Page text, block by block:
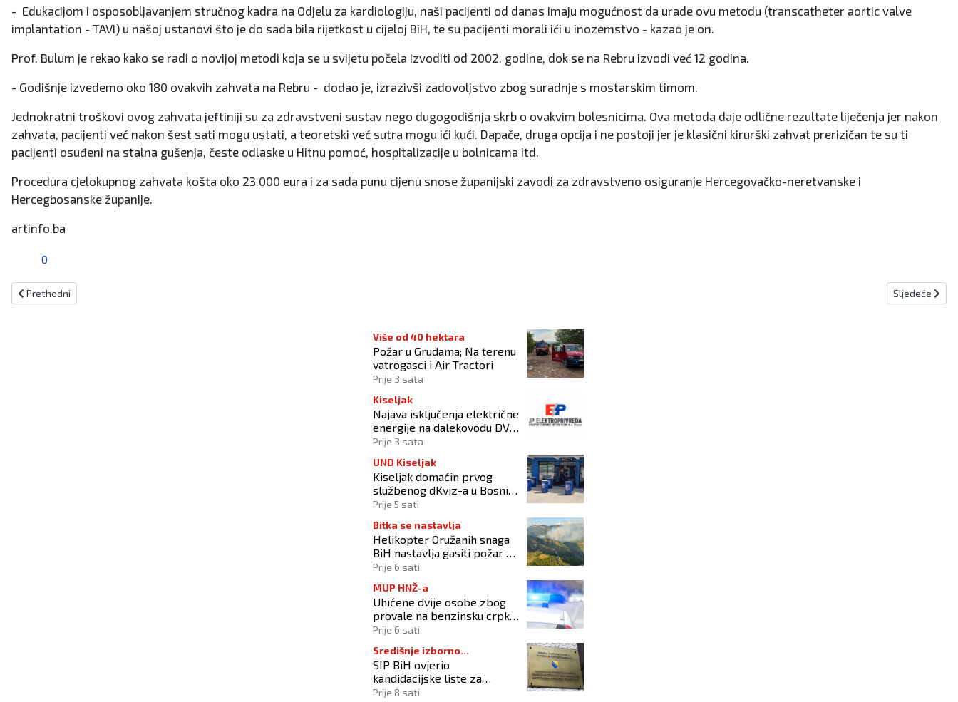
- Edukacijom i osposobljavanjem stručnog kadra na Odjelu za kardiologiju, naši pacijenti od danas imaju mogućnost da urade ovu metodu (transcatheter aortic valve
implantation - TAVI) u našoj ustanovi što je do sada bila rijetkost u cijeloj BiH, te su pacijenti morali ići u inozemstvo - kazao je on.
Prof. Bulum je rekao kako se radi o novijoj metodi koja se u svijetu počela izvoditi od 2002. godine, dok se na Rebru izvodi već 12 godina.
- Godišnje izvedemo oko 180 ovakvih zahvata na Rebru - dodao je, izrazivši zadovoljstvo zbog suradnje s mostarskim timom.
Jednokratni troškovi ovog zahvata jeftiniji su za zdravstveni sustav nego dugogodišnja skrb o ovakvim bolesnicima. Ova metoda daje odlične rezultate liječenja jer nakon
zahvata, pacijenti već nakon šest sati mogu ustati, a teoretski već sutra mogu ići kući. Dapače, druga opcija i ne postoji jer je klasični kirurški zahvat prerizičan te su ti
pacijenti osuđeni na stalna gušenja, česte odlaske u Hitnu pomoć, hospitalizacije u bolnicama itd.
Procedura cjelokupnog zahvata košta oko 23.000 eura i za sada punu cijenu snose županijski zavodi za zdravstveno osiguranje Hercegovačko-neretvanske i
Hercegbosanske županije.
artinfo.ba
0
Prethodni članak: Treće izdanje kiseljačkog „Oktoberfest“-a u Šušnjevima
Prethodni Sljedeći
Sljedeće
Više od 40 hektara
Požar u Grudama; Na terenu
vatrogasci i Air Tractori
Prije 3 sata
Kiseljak
Najava isključenja električne
energije na dalekovodu DV
10 kV „DALMACIJA“
Prije 3 sata
UND Kiseljak
Kiseljak domaćin prvog
službenog dKviz-a u Bosni i
Hercegovini
Prije 5 sati
Bitka se nastavlja
Helikopter Oružanih snaga
BiH nastavlja gasiti požar na
području Konjica
Prije 6 sati
MUP HNŽ-a
Uhićene dvije osobe zbog
provale na benzinsku crpku
u Konjicu
Prije 6 sati
Središnje izborno
povjerenstvo
SIP BiH ovjerio
kandidacijske liste za
kompenzacijske mandate na
Prije 8 sati